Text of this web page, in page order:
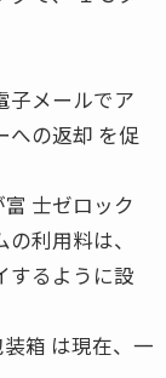
子メールでア
への返却 を促
士ゼロック
利用料は、
するように設
箱 は現在、一